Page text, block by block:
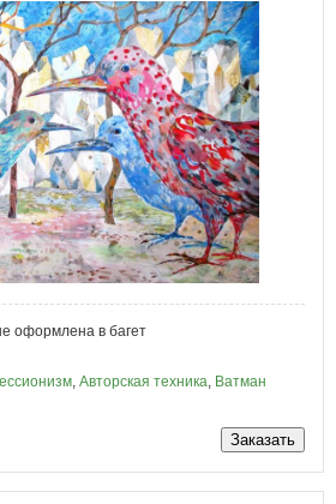
оформлена в багет
Авторская техника Ватман